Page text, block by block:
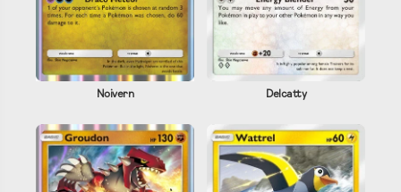
Noivern Delcatty